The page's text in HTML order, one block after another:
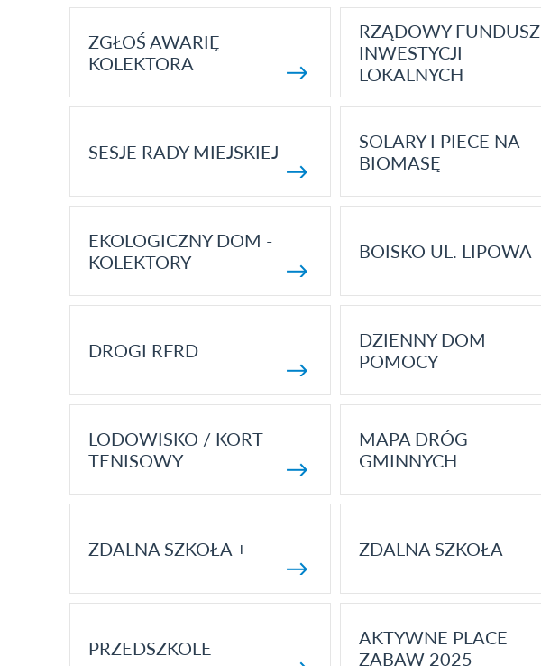
ZGŁOŚ AWARIĘ
KOLEKTORA
RZĄDOWY FUNDUSZ
INWESTYCJI
LOKALNYCH
SESJE RADY MIEJSKIEJ
SOLARY I PIECE NA
BIOMASĘ
EKOLOGICZNY DOM -
KOLEKTORY
BOISKO UL. LIPOWA
DROGI RFRD
DZIENNY DOM
POMOCY
LODOWISKO / KORT
TENISOWY
MAPA DRÓG
GMINNYCH
ZDALNA SZKOŁA + ZDALNA SZKOŁA
PRZEDSZKOLE
AKTYWNE PLACE
ZABAW 2025